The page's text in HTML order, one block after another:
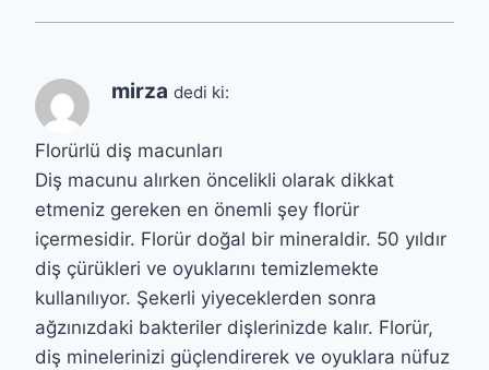
mirza dedi ki:
Florürlü diş macunları
Diş macunu alırken öncelikli olarak dikkat
etmeniz gereken en önemli şey florür
içermesidir. Florür doğal bir mineraldir. 50 yıldır
diş çürükleri ve oyuklarını temizlemekte
kullanılıyor. Şekerli yiyeceklerden sonra
ağzınızdaki bakteriler dişlerinizde kalır. Florür,
diş minelerinizi güçlendirerek ve oyuklara nüfuz